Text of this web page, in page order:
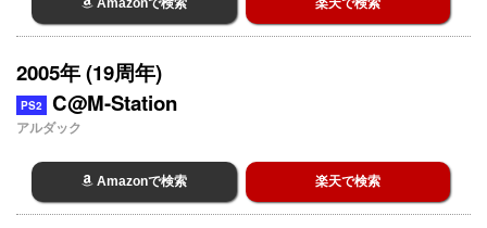
Amazonで検索 楽天で検索
2005年 (19周年)
PS2 C@M-Station
アルダック
Amazonで検索 楽天で検索